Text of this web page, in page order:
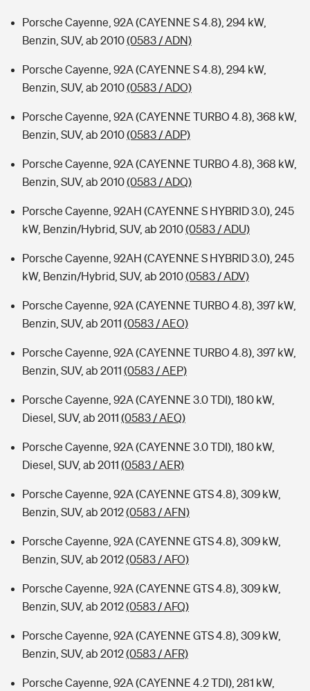
Porsche Cayenne, 92A (CAYENNE S 4.8), 294 kW,
Benzin, SUV, ab 2010(0583 / ADN)
Porsche Cayenne, 92A (CAYENNE S 4.8), 294 kW,
Benzin, SUV, ab 2010(0583 / ADO)
Porsche Cayenne, 92A (CAYENNE TURBO 4.8), 368 kW,
Benzin, SUV, ab 2010(0583 / ADP)
Porsche Cayenne, 92A (CAYENNE TURBO 4.8), 368 kW,
Benzin, SUV, ab 2010(0583 / ADQ)
Porsche Cayenne, 92AH (CAYENNE S HYBRID 3.0), 245
kW, Benzin/Hybrid, SUV, ab 2010(0583 / ADU)
Porsche Cayenne, 92AH (CAYENNE S HYBRID 3.0), 245
kW, Benzin/Hybrid, SUV, ab 2010(0583 / ADV)
Porsche Cayenne, 92A (CAYENNE TURBO 4.8), 397 kW,
Benzin, SUV, ab 2011 (0583 / AEO)
Porsche Cayenne, 92A (CAYENNE TURBO 4.8), 397 kW,
Benzin, SUV, ab 2011 (0583 / AEP)
Porsche Cayenne, 92A (CAYENNE 3.0 TDI), 180 kW,
Diesel, SUV, ab 2011 (0583 / AEQ)
Porsche Cayenne, 92A (CAYENNE 3.0 TDI), 180 kW,
Diesel, SUV, ab 2011 (0583 / AER)
Porsche Cayenne, 92A (CAYENNE GTS 4.8), 309 kW,
Benzin, SUV, ab 2012(0583 / AFN)
Porsche Cayenne, 92A (CAYENNE GTS 4.8), 309 kW,
Benzin, SUV, ab 2012(0583 / AFO)
Porsche Cayenne, 92A (CAYENNE GTS 4.8), 309 kW,
Benzin, SUV, ab 2012(0583 / AFQ)
Porsche Cayenne, 92A (CAYENNE GTS 4.8), 309 kW,
Benzin, SUV, ab 2012(0583 / AFR)
Porsche Cayenne, 92A (CAYENNE 4.2 TDI), 281 kW,